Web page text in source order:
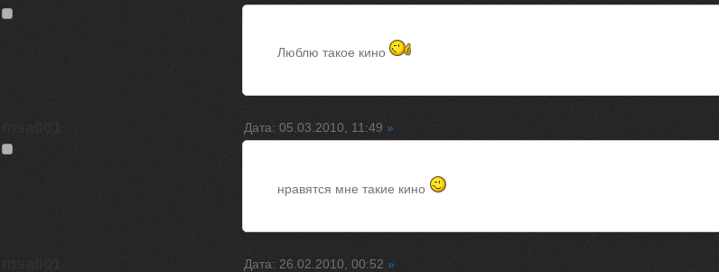
Люблю такое кино
Дата: 05.03.2010, 11:49 »
нравятся мне такие кино
Дата: 26.02.2010, 00:52 »